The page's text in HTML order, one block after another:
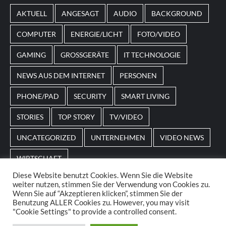
vonMagneticslotskönnen solche saisonalen Slots
beispielsweise an Feiertage oder besondere Events
angepasst sein.
AKTUELL ANGESAGT AUDIO BACKGROUND
COMPUTER ENERGIE/LICHT FOTO/VIDEO
GAMING GROSSGERÄTE IT TECHNOLOGIE
NEWS AUS DEM INTERNET PERSONEN
PHONE/PAD SECURITY SMART LIVING
STORIES TOP STORY TV/VIDEO
UNCATEGORIZED UNTERNEHMEN VIDEO NEWS
WIRTSCHAFT
Home Impressum AGBs Datenschutz
Diese Website benutzt Cookies. Wenn Sie die Website
weiter nutzen, stimmen Sie der Verwendung von Cookies zu.
Wenn Sie auf “Akzeptieren klicken”, stimmen Sie der
Benutzung ALLER Cookies zu. However, you may visit
"Cookie Settings" to provide a controlled consent.